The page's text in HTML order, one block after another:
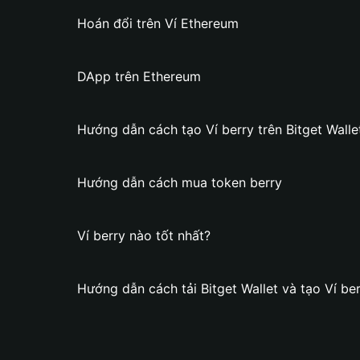
Hoán đổi trên Ví Ethereum
DApp trên Ethereum
Hướng dẫn cách tạo Ví berry trên Bitget
Hướng dẫn cách mua token berry
Ví berry nào tốt nhất?
Hướng dẫn cách tải Bitget Wallet và tạo Ví